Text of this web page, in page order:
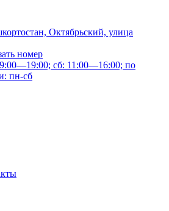
Октябрьский, улица
номер
сб: 11:00—16:00; по
пн-сб